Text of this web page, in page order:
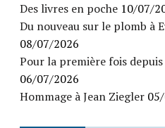
Des livres en poche 10/07/
Du nouveau sur le plomb à
08/07/2026
Pour la première fois depuis
06/07/2026
Hommage à Jean Ziegler